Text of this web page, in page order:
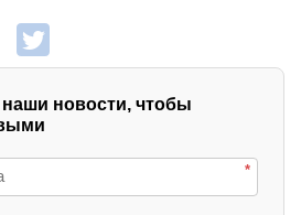
новости, чтобы
*